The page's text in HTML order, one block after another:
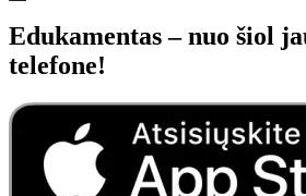
Edukamentas – nuo šiol
telefone!